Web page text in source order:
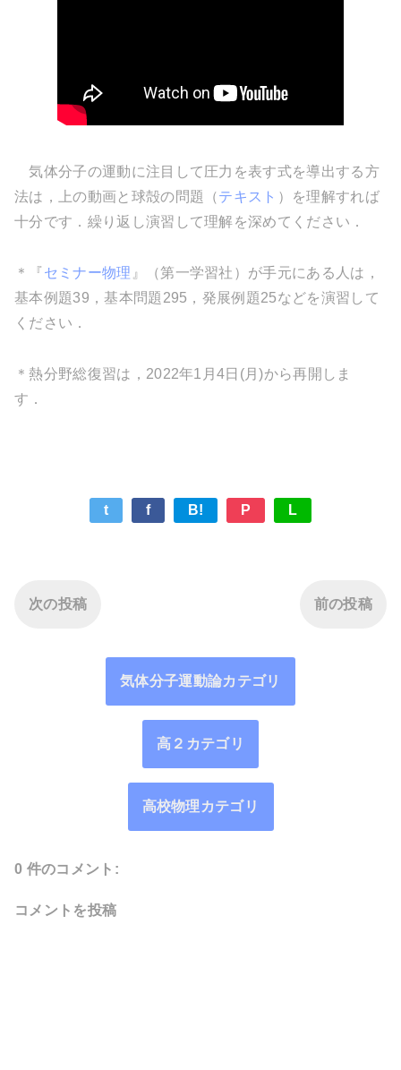
気体分子の運動に注目して圧力を表す式を導出する方
法は，上の動画と球殻の問題（テキスト ）を理解すれば
十分です．繰り返し演習して理解を深めてください．
＊『 セミナー物理 』（第一学習社）が手元にある人は，
基本例題39，基本問題295，発展例題25などを演習して
ください．
＊熱分野総復習は，2022年1月4日(月)から再開しま
す．
t f B! P L
次の投稿 前の投稿
気体分子運動論カテゴリ
高２カテゴリ
高校物理カテゴリ
0 件のコメント:
コメントを投稿